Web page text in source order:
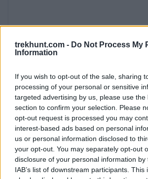
trekhunt.com - Do Not Process My
Information
If you wish to opt-out of the sale, sharing
processing of your personal or sensitive
targeted advertising by us, please use the
section to confirm your selection. Please
opt-out request is processed you may
interest-based ads based on personal
us or personal information disclosed to
your opt-out. You may separately opt-out
disclosure of your personal information
IAB’s list of downstream participants.
közlekedési minisztere), aki a „a
magyar” címet érdemelte ki,
Kereki vár - Minden, amit
róla
2024. március 29.
A Balaton egyik legérdekesebb